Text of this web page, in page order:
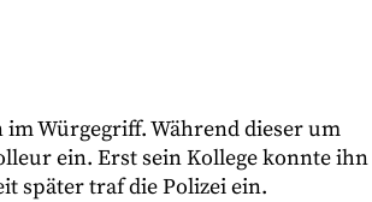
Würgegriff. Während dieser um
ein. Erst sein Kollege konnte ihn
später traf die Polizei ein.